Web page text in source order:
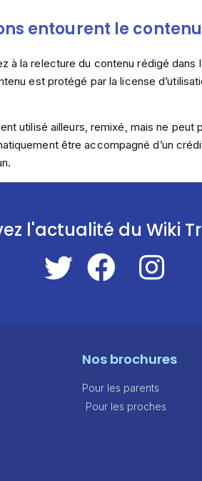
entourent le
à la relecture du contenu rédigé dans
est protégé par la license
utilisé ailleurs, remixé, mais ne peut
être accompagné d’un
l'actualité du Wiki
Nos brochures
Pour les parents
Pour les proches